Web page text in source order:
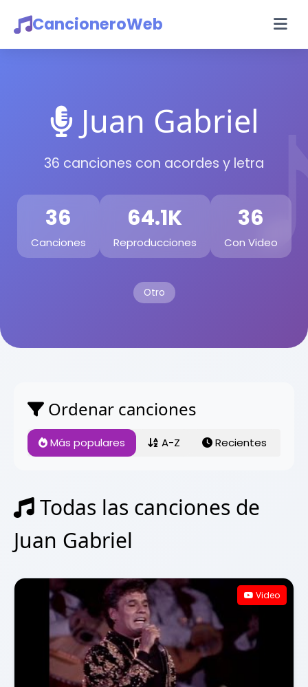
CancioneroWeb
Juan Gabriel
36 canciones con acordes y letra
36
Canciones
64.1K
Reproducciones
36
Con Video
Otro
Ordenar canciones
Más populares A-Z Recientes
Todas las canciones de
Juan Gabriel
Video